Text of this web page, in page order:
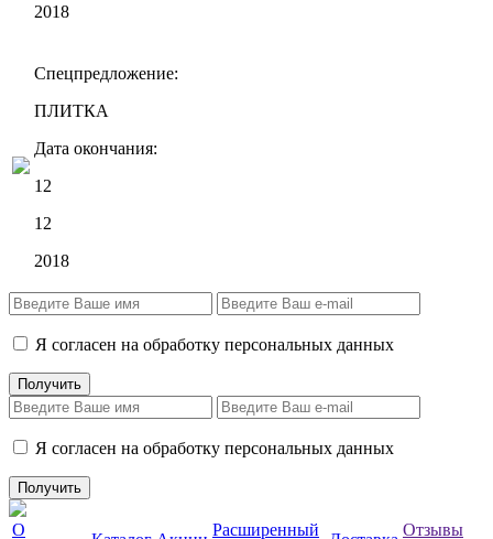
2018
Спецпредложение:
ПЛИТКА
Дата окончания:
12
12
2018
Я согласен на обработку персональных данных
Я согласен на обработку персональных данных
О Расширенный Отзывы